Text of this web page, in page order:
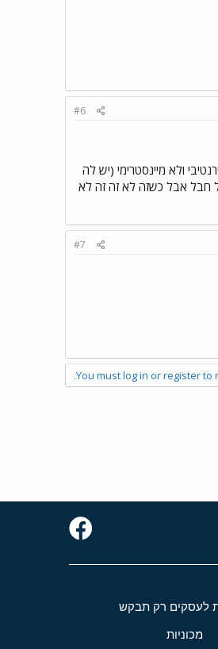
#6
ולא מיינסטרימי (יש לה
חבל אבל כשזה לא זה זה לא
#7
You must log in or register to
לעסקים רק תבקש
מכוניות